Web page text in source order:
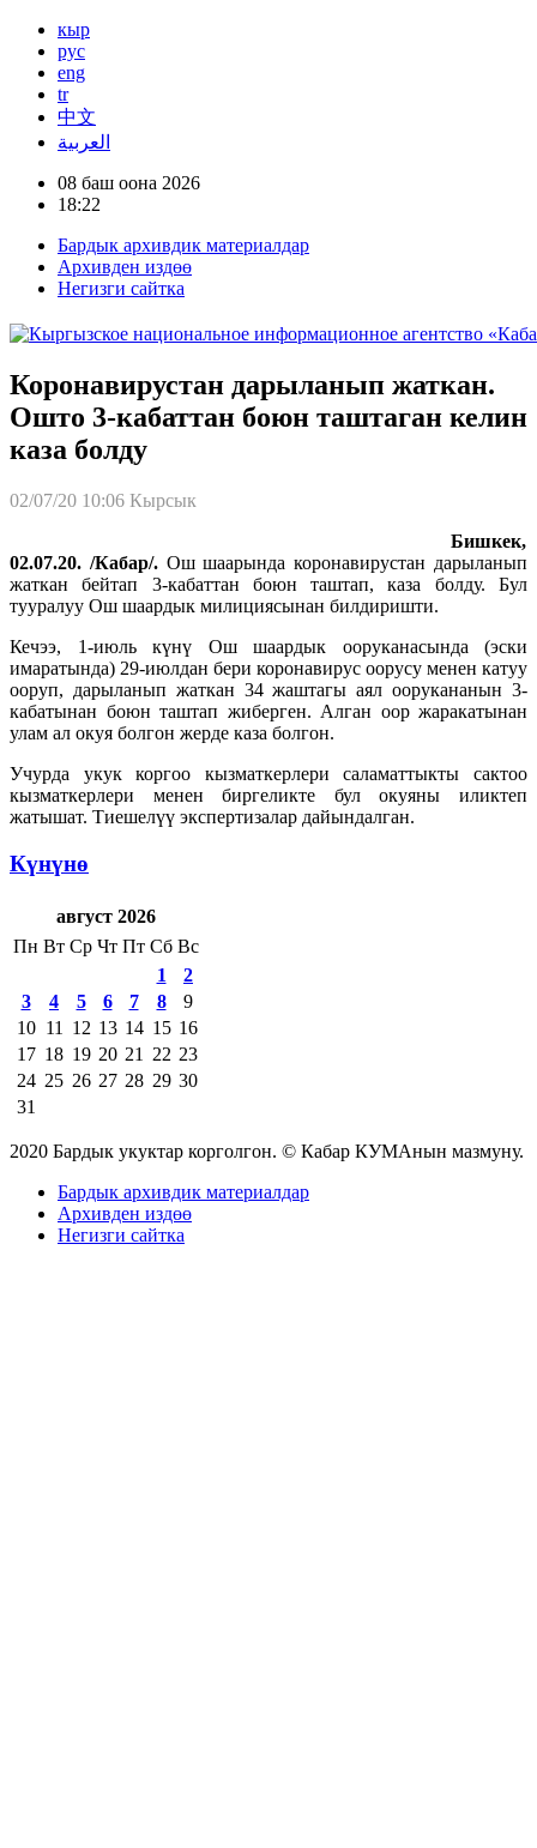
кыр
рус
eng
tr
中文
العربية
08 баш оона 2026
18:22
Бардык архивдик материалдар
Архивден издөө
Негизги сайтка
Коронавирустан дарыланып жаткан.
Ошто 3-кабаттан боюн таштаган келин
каза болду
02/07/20 10:06 Кырсык
Бишкек,
02.07.20. /Кабар/.Ош шаарында коронавирустан дарыланып
жаткан бейтап 3-кабаттан боюн таштап, каза болду. Бул
тууралуу Ош шаардык милициясынан билдиришти.
Кечээ, 1-июль күнү Ош шаардык ооруканасында (эски
имаратында) 29-июлдан бери коронавирус оорусу менен катуу
ооруп, дарыланып жаткан 34 жаштагы аял оорукананын 3-
кабатынан боюн таштап жиберген. Алган оор жаракатынан
улам ал окуя болгон жерде каза болгон.
Учурда укук коргоо кызматкерлери саламаттыкты сактоо
кызматкерлери менен биргеликте бул окуяны иликтеп
жатышат. Тиешелүү экспертизалар дайындалган.
Күнүнө
август 2026
Пн Вт Ср Чт Пт Сб Вс
1
2
3
4 5 6 7 8
9
10 11 12 13 14 15 16
17 18 19 20 21 22 23
24 25 26 27 28 29 30
31
2020 Бардык укуктар корголгон. © Кабар КУМАнын мазмуну.
Бардык архивдик материалдар
Архивден издөө
Негизги сайтка